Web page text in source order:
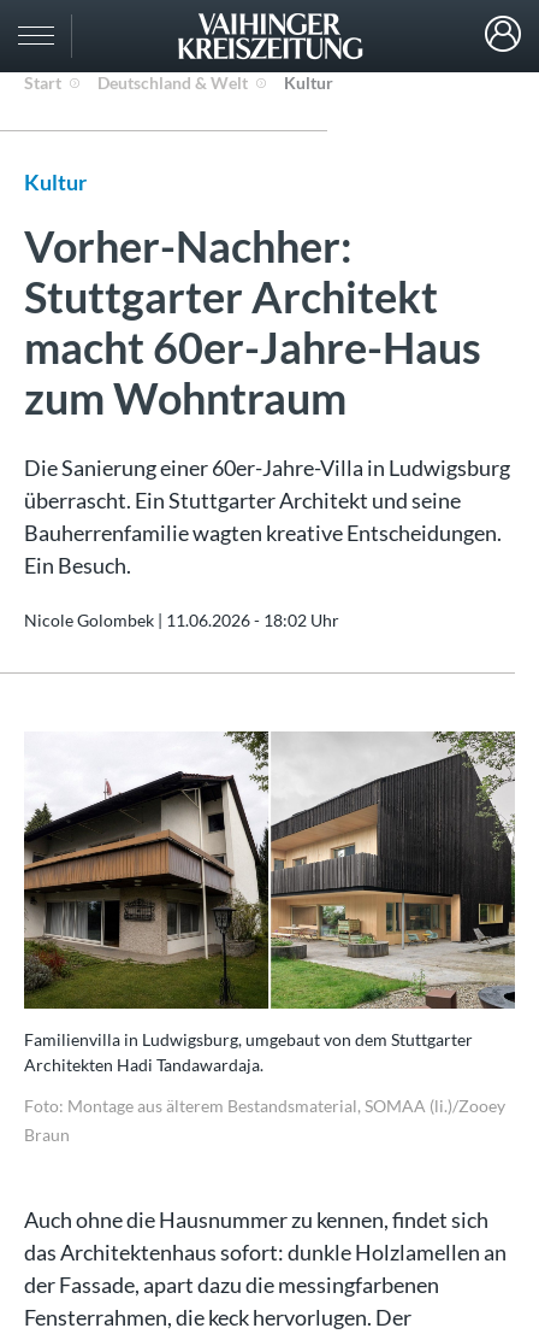
Start Deutschland & Welt Kultur
Kultur
Vorher-Nachher:
Stuttgarter Architekt
macht 60er-Jahre-Haus
zum Wohntraum
Die Sanierung einer 60er-Jahre-Villa in Ludwigsburg
überrascht. Ein Stuttgarter Architekt und seine
Bauherrenfamilie wagten kreative Entscheidungen.
Ein Besuch.
Nicole Golombek | 11.06.2026 - 18:02 Uhr
Familienvilla in Ludwigsburg, umgebaut von dem Stuttgarter
Architekten Hadi Tandawardaja.
Foto: Montage aus älterem Bestandsmaterial, SOMAA (li.)/Zooey
Braun
Auch ohne die Hausnummer zu kennen, findet sich
das Architektenhaus sofort: dunkle Holzlamellen an
der Fassade, apart dazu die messingfarbenen
Fensterrahmen, die keck hervorlugen. Der